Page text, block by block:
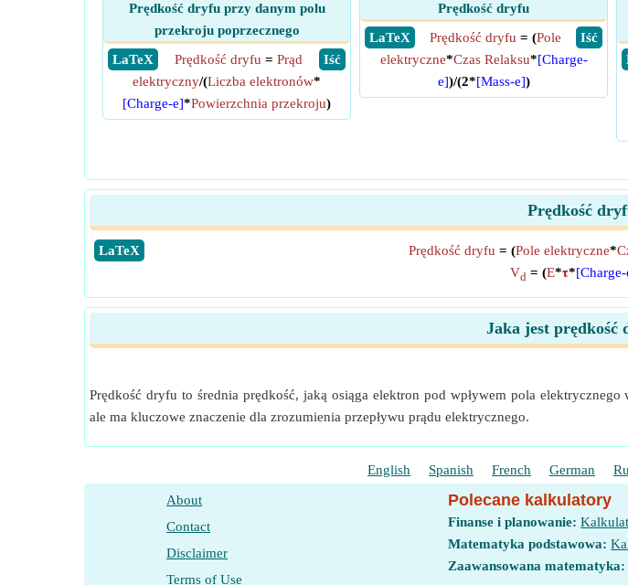
Prędkość dryfu przy danym polu
przekroju poprzecznego
​ LaTeX
​ Iść
Prędkość dryfu = Prąd
elektryczny/(Liczba elektronów*
[Charge-e]*Powierzchnia przekroju)
Prędkość dryfu
​ LaTeX
​ Iść
Prędkość dryfu = (Pole
elektryczne*Czas Relaksu*[Charge-
e])/(2*[Mass-e])
Prędkość
​LaTeX Prędkość dryfu = (Pole elektryczne*
Vd = (E*𝛕*
Jaka jest prędkość
Prędkość dryfu to średnia prędkość, jaką osiąga elektron pod wpływem pola
ale ma kluczowe znaczenie dla zrozumienia przepływu prądu elektrycznego.
English Spanish French German
About
Contact
Disclaimer
Terms of Use
Polecane kalkulatory
Finanse i planowanie:
Matematyka podstawowa:
Zaawansowana matematyka: